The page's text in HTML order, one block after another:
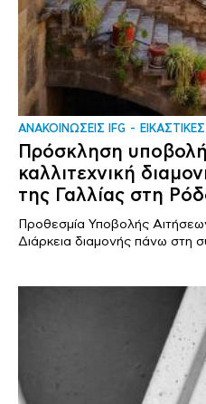
ΑΝΑΚΟΙΝΩΣΕΙΣ IFG
Πρόσκληση
καλλιτεχνική
της Γαλλίας στη
Προθεσμία Υποβολής
Διάρκεια διαμονής πάνω στη